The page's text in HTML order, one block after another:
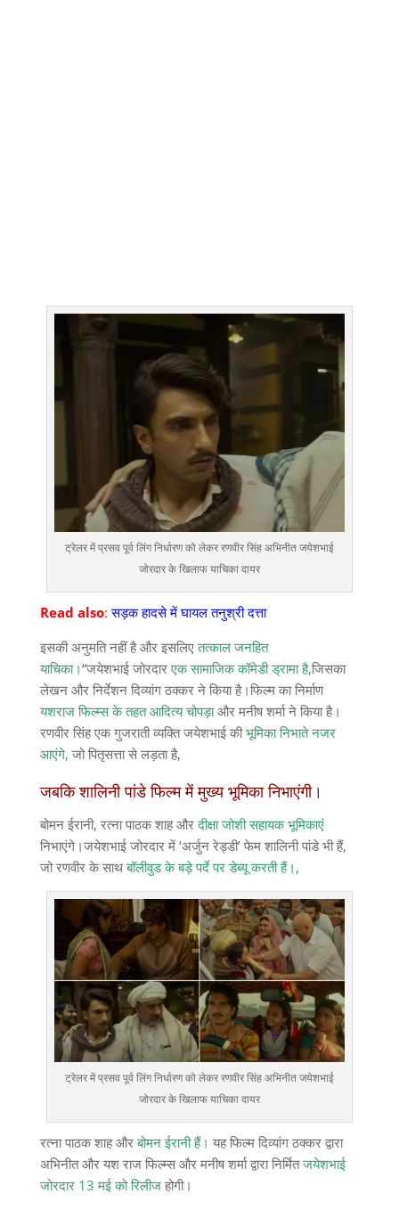
ट्रेलर में प्रसव पूर्व लिंग निर्धारण को लेकर रणवीर सिंह अभिनीत जयेशभाई
जोरदार के खिलाफ याचिका दायर
Read also: सड़क हादसे में घायल तनुश्री दत्ता
इसकी अनुमति नहीं है और इसलिएतत्काल जनहित
याचिका।“जयेशभाई जोरदारएक सामाजिक कॉमेडी ड्रामा है,जिसका
लेखन और निर्देशन दिव्यांग ठक्कर ने किया है।फिल्म का निर्माण
यशराज फिल्म्स के तहत आदित्य चोपड़ाऔर मनीष शर्मा ने किया है।
रणवीर सिंह एक गुजराती व्यक्ति जयेशभाई कीभूमिका निभाते नजर
आएंगे, जो पितृसत्ता से लड़ता है,
जबकि शालिनी पांडे फिल्म में मुख्य भूमिका निभाएंगी।
बोमन ईरानी, ​​रत्ना पाठक शाह औरदीक्षा जोशी सहायक भूमिकाएं
निभाएंगे।जयेशभाई जोरदार में ‘अर्जुन रेड्डी’ फेम शालिनी पांडे भी हैं,
जो रणवीर के साथबॉलीवुड के बड़े पर्दे पर डेब्यू करती हैं। ,
ट्रेलर में प्रसव पूर्व लिंग निर्धारण को लेकर रणवीर सिंह अभिनीत जयेशभाई
जोरदार के खिलाफ याचिका दायर
रत्ना पाठक शाह औरबोमन ईरानी हैं। यह फिल्म दिव्यांग ठक्कर द्वारा
अभिनीत और यश राज फिल्म्स और मनीष शर्मा द्वारा निर्मितजयेशभाई
जोरदार 13 मई को रिलीजहोगी।